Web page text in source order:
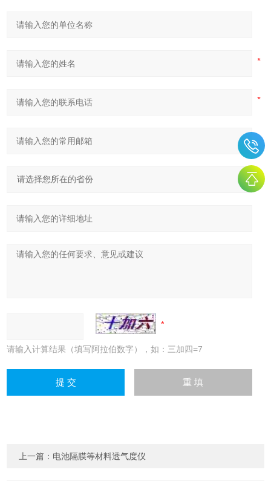
请输入计算结果（填写阿拉伯数字），如：三加四=7
上一篇： 电池隔膜等材料透气度仪